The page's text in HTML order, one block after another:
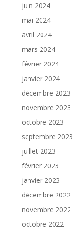
juin 2024
mai 2024
avril 2024
mars 2024
février 2024
janvier 2024
décembre 2023
novembre 2023
octobre 2023
septembre 2023
juillet 2023
février 2023
janvier 2023
décembre 2022
novembre 2022
octobre 2022